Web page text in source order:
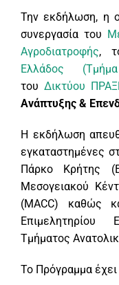
Την εκδήλωση, η
συνεργασία του
Αγροδιατροφής,
Ελλάδος
του Δικτύου
Ανάπτυξης &
Η εκδήλωση
εγκαταστημένες
Πάρκο Κρήτης
Μεσογειακού
(MACC) καθώς
Επιμελητηρίου
Τμήματος
Το Πρόγραμμα